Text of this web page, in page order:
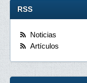
RSS
Noticias
Artículos